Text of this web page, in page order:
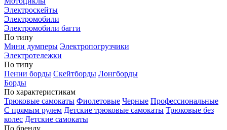
Электроскейты
Электромобили
Электромобили багги
По типу
Мини думперы Электропогрузчики
Электротележки
По типу
Пенни борды Скейтборды Лонгборды
Борды
По характеристикам
Трюковые самокаты Фиолетовые Черные Профессиональные
С прямым рулем Детские трюковые самокаты Трюковые без
колес Детские самокаты
По бренду